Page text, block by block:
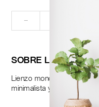
−
SOBRE LA OBRA
Lienzo monocromático
minimalista y moderno a